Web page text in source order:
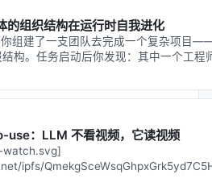
全的。这个"自
名不是随便取的，它确实在模
机制：不是程序员手动
回收器自动决策。
限。几个我想追问的：
的组织结构在运行时自我进化
组建了一支团队去完成一个复杂项目
构。任务启动后你发现：其中一个工程
出错；而验证者和工程师之间没有直接
：LLM 不看视频，它读视频
ipfs/